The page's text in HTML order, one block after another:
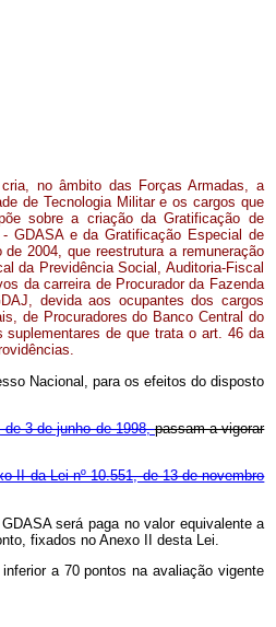
no âmbito das Forças Armadas, a
de Tecnologia Militar e os cargos que
sobre a criação da Gratificação de
GDASA e da Gratificação Especial de
2004, que reestrutura a remuneração
da Previdência Social, Auditoria-Fiscal
da carreira de Procurador da Fazenda
devida aos ocupantes dos cargos
de Procuradores do Banco Central do
suplementares de que trata o art. 46 da
Nacional, para os efeitos do disposto
de 3 de junho de 1998,passam a vigorar
II da Lei nº 10.551, de 13 de novembro
será paga no valor equivalente a
fixados no Anexo II desta Lei.
a 70 pontos na avaliação vigente